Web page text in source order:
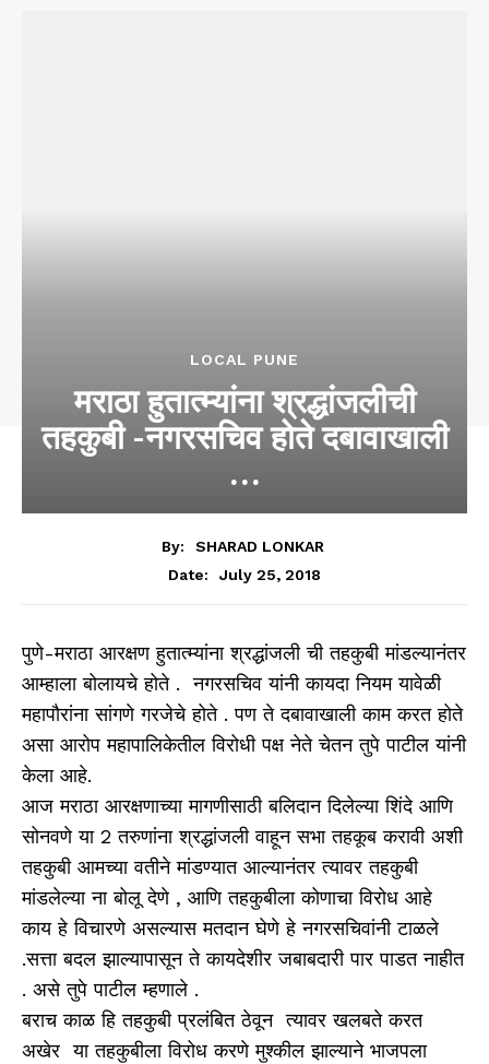
LOCAL PUNE
मराठा हुतात्म्यांना श्रद्धांजलीची
तहकुबी -नगरसचिव होते दबावाखाली
…
By:
SHARAD LONKAR
Date:
July 25, 2018
पुणे-मराठा आरक्षण हुतात्म्यांना श्रद्धांजली ची तहकुबी मांडल्यानंतर
आम्हाला बोलायचे होते . नगरसचिव यांनी कायदा नियम यावेळी
महापौरांना सांगणे गरजेचे होते . पण ते दबावाखाली काम करत होते
असा आरोप महापालिकेतील विरोधी पक्ष नेते चेतन तुपे पाटील यांनी
केला आहे.
आज मराठा आरक्षणाच्या मागणीसाठी बलिदान दिलेल्या शिंदे आणि
सोनवणे या 2 तरुणांना श्रद्धांजली वाहून सभा तहकूब करावी अशी
तहकुबी आमच्या वतीने मांडण्यात आल्यानंतर त्यावर तहकुबी
मांडलेल्या ना बोलू देणे , आणि तहकुबीला कोणाचा विरोध आहे
काय हे विचारणे असल्यास मतदान घेणे हे नगरसचिवांनी टाळले
.सत्ता बदल झाल्यापासून ते कायदेशीर जबाबदारी पार पाडत नाहीत
. असे तुपे पाटील म्हणाले .
बराच काळ हि तहकुबी प्रलंबित ठेवून त्यावर खलबते करत
अखेर या तहकुबीला विरोध करणे मुश्कील झाल्याने भाजपला